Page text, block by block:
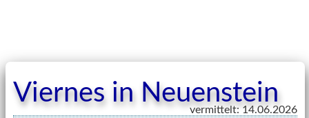
Viernes in Neuenstein
vermittelt: 14.06.2026